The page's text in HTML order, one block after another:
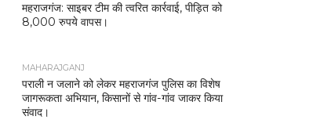
महराजगंज: साइबर टीम की त्वरित कार्रवाई, पीड़ित को
8,000 रुपये वापस।
MAHARAJGANJ
पराली न जलाने को लेकर महराजगंज पुलिस का विशेष
जागरूकता अभियान, किसानों से गांव-गांव जाकर किया
संवाद।